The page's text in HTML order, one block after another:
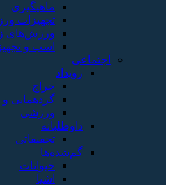
ماهیگیری
تجهیزات
ورزش‌های
اسب و
اجتماعی
رویداد
حراج
گردهمایی
ورزشی
داوطلبانه
تحقیقاتی
گم‌شده‌ها
حیوانات
اشیا